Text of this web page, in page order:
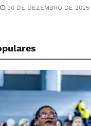
30 DE DEZEMBRO DE 2025